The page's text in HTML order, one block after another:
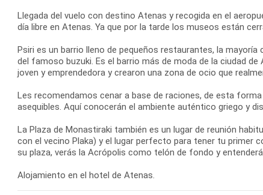
Llegada del vuelo con destino Atenas y recogida en el
día libre en Atenas. Ya que por la tarde los museos están
Psiri es un barrio lleno de pequeños restaurantes, la
del famoso buzuki. Es el barrio más de moda de la ciudad
joven y emprendedora y crearon una zona de ocio que
Les recomendamos cenar a base de raciones, de esta
asequibles. Aquí conocerán el ambiente auténtico griego y
La Plaza de Monastiraki también es un lugar de reunión
con el vecino Plaka) y el lugar perfecto para tener tu primer
su plaza, verás la Acrópolis como telón de fondo y
Alojamiento en el hotel de Atenas.